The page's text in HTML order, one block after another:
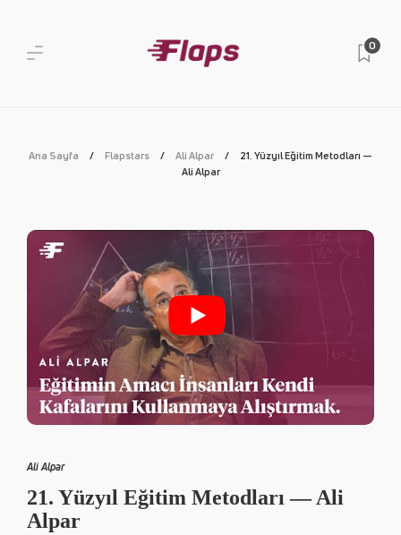
0
Ana Sayfa Flapstars Ali Alpar
21. Yüzyıl Eğitim Metodları —
Ali Alpar
Ali Alpar
21. Yüzyıl Eğitim Metodları — Ali
Alpar